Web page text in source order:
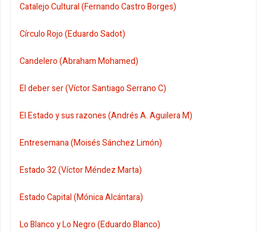
Catalejo Cultural (Fernando Castro Borges)
Círculo Rojo (Eduardo Sadot)
Candelero (Abraham Mohamed)
El deber ser (Víctor Santiago Serrano C)
El Estado y sus razones (Andrés A. Aguilera M)
Entresemana (Moisés Sánchez Limón)
Estado 32 (Víctor Méndez Marta)
Estado Capital (Mónica Alcántara)
Lo Blanco y Lo Negro (Eduardo Blanco)